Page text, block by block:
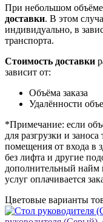
При небольшом объёме
доставки. В этом
индивидуально, в
транспорта.
Стоимость доставки
зависит от:
Объёма заказа
Удалённости
*Примечание: если
для разгрузки и
помещения от входа в
без лифта и другие
дополнительный найм
услуг оплачивается
Цветовые варианты